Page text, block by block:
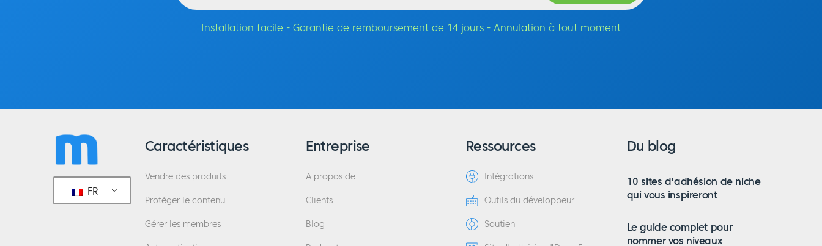
Installation facile - Garantie de remboursement de 14 jours - Annulation à tout moment
FR
Caractéristiques
Vendre des produits
Protéger le contenu
Gérer les membres
Entreprise
A propos de
Clients
Blog
Ressources
Intégrations
Outils du développeur
Soutien
Du blog
10 sites d'adhésion de niche
qui vous inspireront
Le guide complet pour
nommer vos niveaux